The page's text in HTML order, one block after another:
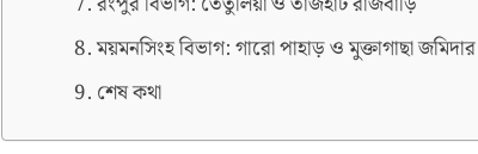
ময়মনসিংহ বিভাগ: গারো পাহাড় ও মুক্তাগাছা জমিদার
শেষ কথা